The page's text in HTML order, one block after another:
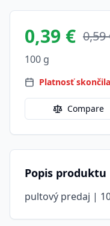
0,39 € 0,59
100 g
Platnosť
Compare
Popis produktu
pultový predaj |